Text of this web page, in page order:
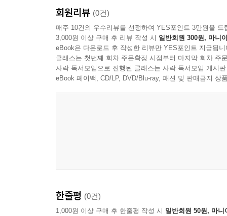
회원리뷰 (0건)
매주 10건의 우수리뷰를 선정하여 YES포인트 3만원을 드
3,000원 이상 구매 후 리뷰 작성 시 일반회원 300원, 마니
eBook은 다운로드 후 작성한 리뷰만 YES포인트 지급됩니
클래스는 첫번째 회차 주문확정 시점부터 마지막 회차 주
사락 독서모임으로 진행된 클래스는 사락 독서모임 게시
eBook 페이백, CD/LP, DVD/Blu-ray, 패션 및 판매금지 상
한줄평 (0건)
1,000원 이상 구매 후 한줄평 작성 시 일반회원 50원, 마니